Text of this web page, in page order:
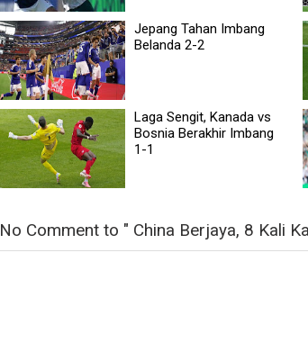
Jepang Tahan Imbang
Belanda 2-2
Laga Sengit, Kanada vs
Bosnia Berakhir Imbang
1-1
No Comment to " China Berjaya, 8 Kali